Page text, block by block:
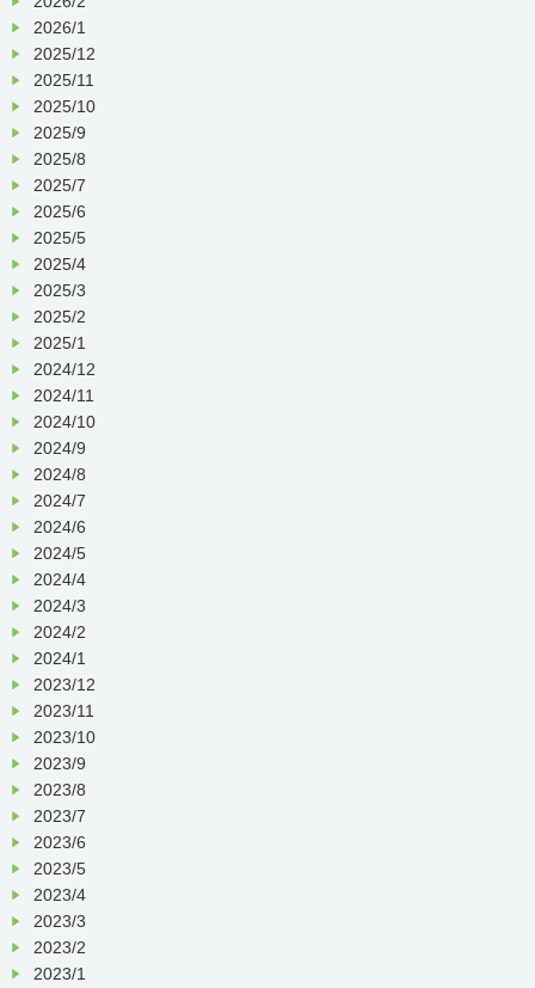
2026/1
2025/12
2025/11
2025/10
2025/9
2025/8
2025/7
2025/6
2025/5
2025/4
2025/3
2025/2
2025/1
2024/12
2024/11
2024/10
2024/9
2024/8
2024/7
2024/6
2024/5
2024/4
2024/3
2024/2
2024/1
2023/12
2023/11
2023/10
2023/9
2023/8
2023/7
2023/6
2023/5
2023/4
2023/3
2023/2
2023/1